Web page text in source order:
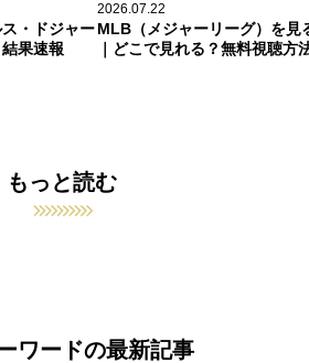
ス・ドジャー
果速報
2026.07.22
MLB（メジャーリーグ）を見
｜どこで見れる？無料視聴方
もっと読む
ワードの最新記事